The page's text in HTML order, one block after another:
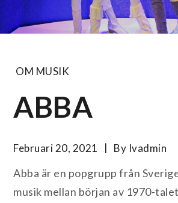
OM MUSIK
ABBA
Februari 20, 2021 By Ivadmin
Abba är en popgrupp från
musik mellan början av 1970-